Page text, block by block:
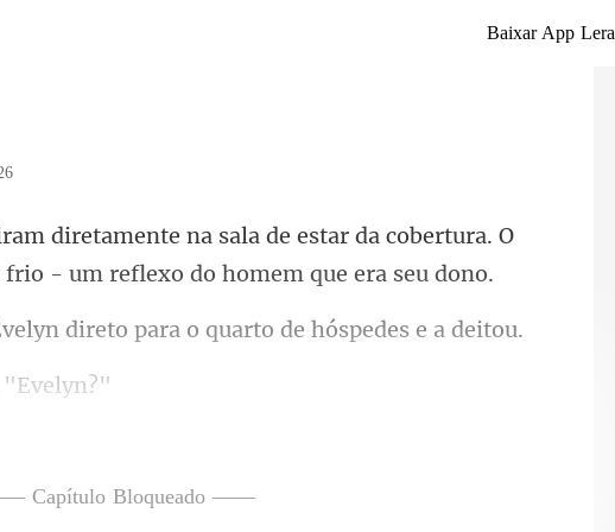
Baixar App Lera
la de estar da cobertura. O
direto para o qua
Capítulo Bloqueado ——